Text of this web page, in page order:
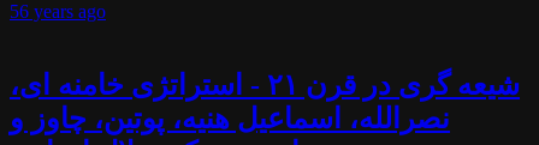
56 years ago
شیعه گری در قرن ۲۱ - استراتژی خامنه ای،
نصرالله، اسماعیل هنیه، پوتین، چاوز و